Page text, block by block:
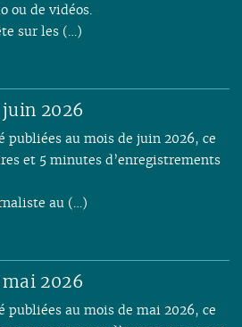
ou de vidéos.
sur les (…)
2026
publiées au mois de juin 2026, ce
et 5 minutes d’enregistrements
au (…)
2026
publiées au mois de mai 2026, ce